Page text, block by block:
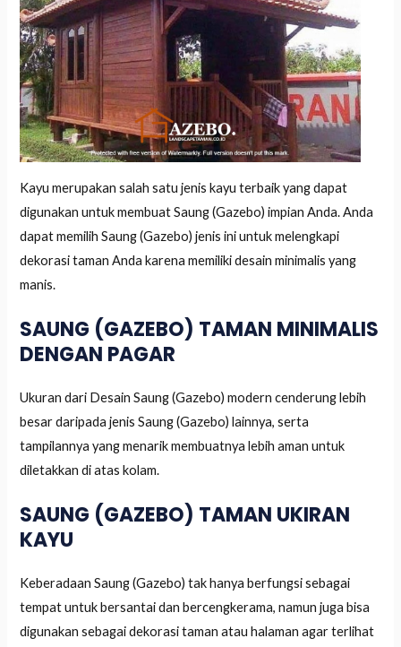
Kayu merupakan salah satu jenis kayu terbaik yang dapat
digunakan untuk membuat Saung (Gazebo) impian Anda. Anda
dapat memilih Saung (Gazebo) jenis ini untuk melengkapi
dekorasi taman Anda karena memiliki desain minimalis yang
manis.
SAUNG (GAZEBO) TAMAN MINIMALIS
DENGAN PAGAR
Ukuran dari Desain Saung (Gazebo) modern cenderung lebih
besar daripada jenis Saung (Gazebo) lainnya, serta
tampilannya yang menarik membuatnya lebih aman untuk
diletakkan di atas kolam.
SAUNG (GAZEBO) TAMAN UKIRAN
KAYU
Keberadaan Saung (Gazebo) tak hanya berfungsi sebagai
tempat untuk bersantai dan bercengkerama, namun juga bisa
digunakan sebagai dekorasi taman atau halaman agar terlihat